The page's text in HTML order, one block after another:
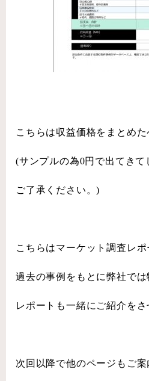
こちらは収益価格をまとめた
(サンプルの為0円で出てきて
ご了承ください。)
こちらはマーケット調査レ
過去の事例をもとに弊社で
レポートも一緒にご紹介をさ
次回以降で他のページもご案